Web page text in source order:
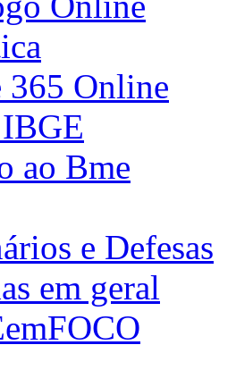
365 Online
ao Bme
e Defesas
em geral